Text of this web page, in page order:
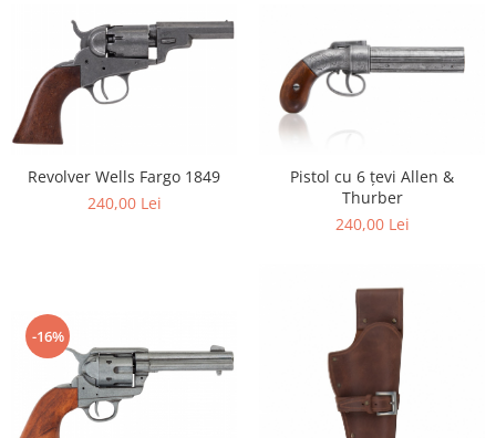
Revolver Wells Fargo 1849
240,00 Lei
Pistol cu 6 țevi Allen &
Thurber
240,00 Lei
-16%